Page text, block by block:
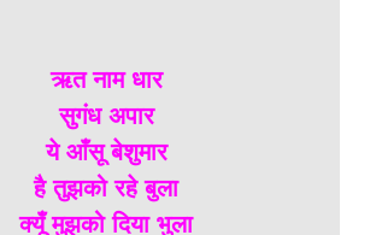
ऋत नाम धार
सुगंध अपार
ये आँसू बेशुमार
है तुझको रहे बुला
क्यूँ मुझको दिया भुला